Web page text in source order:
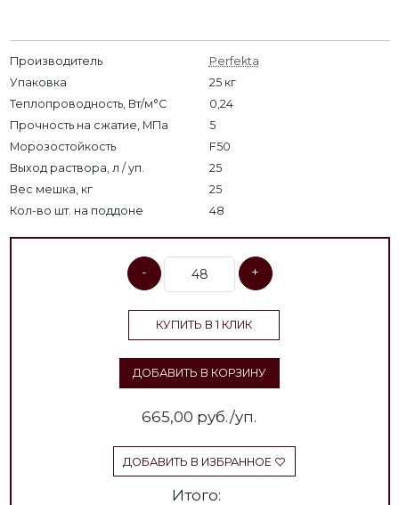
Производитель
Perfekta
Упаковка
25 кг
Теплопроводность, Вт/м°С
0,24
Прочность на сжатие, МПа
5
Морозостойкость
F50
Выход раствора, л / уп.
25
Вес мешка, кг
25
Кол-во шт. на поддоне
48
- +
КУПИТЬ В 1 КЛИК
ДОБАВИТЬ В КОРЗИНУ
665,00 руб./уп.
ДОБАВИТЬ В ИЗБРАННОЕ
Итого: